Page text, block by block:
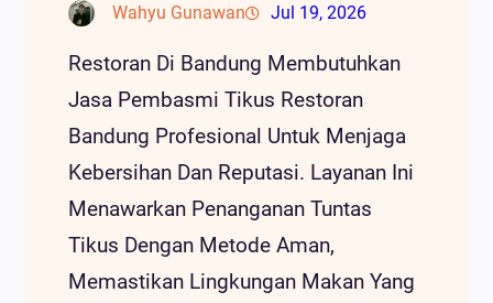
Wahyu Gunawan Jul 19, 2026
Restoran Di Bandung Membutuhkan
Jasa Pembasmi Tikus Restoran
Bandung Profesional Untuk Menjaga
Kebersihan Dan Reputasi. Layanan Ini
Menawarkan Penanganan Tuntas
Tikus Dengan Metode Aman,
Memastikan Lingkungan Makan Yang